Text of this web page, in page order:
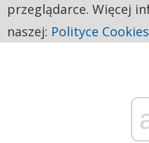
przeglądarce. Więcej
naszej: Polityce Cookies